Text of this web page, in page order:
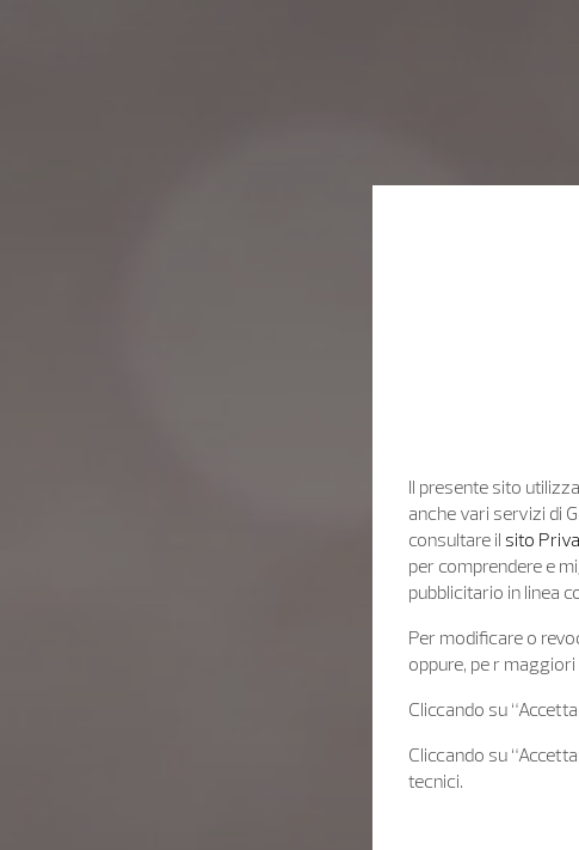
Il presente sito
anche vari servizi di
consultare il sito
per comprendere e
pubblicitario in linea
Per modificare o
oppure, pe r
Cliccando su
Cliccando su
tecnici.